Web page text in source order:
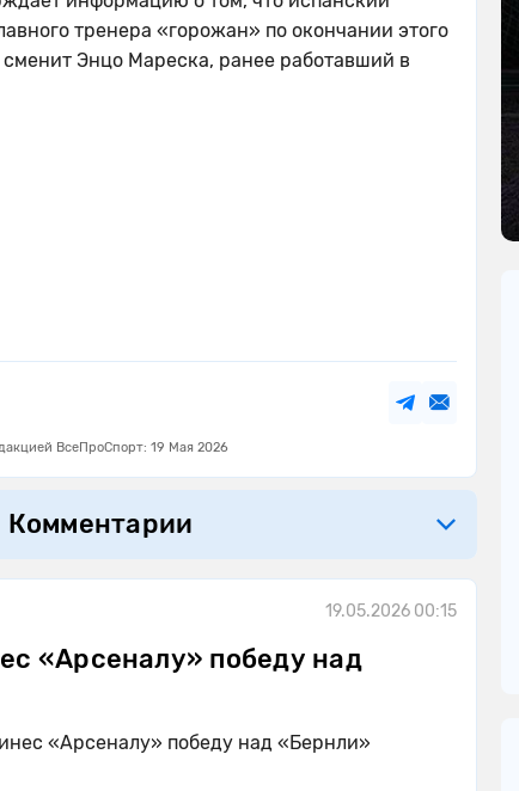
тренера «горожан» по окончании этого
сменит Энцо Мареска, ранее работавший в
ВсеПроСпорт: 19 Мая 2026
Комментарии
19.05.2026 00:15
«Арсеналу» победу над
«Арсеналу» победу над «Бернли»